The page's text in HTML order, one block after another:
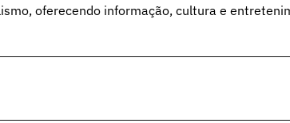
oferecendo informação, cultura e